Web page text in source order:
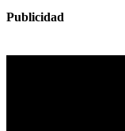
Publicidad